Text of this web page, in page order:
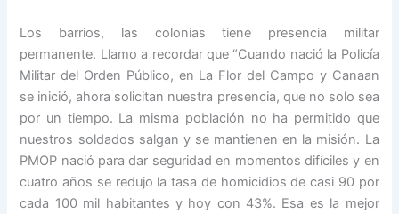
Los barrios, las colonias tiene presencia militar
permanente. Llamo a recordar que “Cuando nació la Policía
Militar del Orden Público, en La Flor del Campo y Canaan
se inició, ahora solicitan nuestra presencia, que no solo sea
por un tiempo. La misma población no ha permitido que
nuestros soldados salgan y se mantienen en la misión. La
PMOP nació para dar seguridad en momentos difíciles y en
cuatro años se redujo la tasa de homicidios de casi 90 por
cada 100 mil habitantes y hoy con 43%. Esa es la mejor